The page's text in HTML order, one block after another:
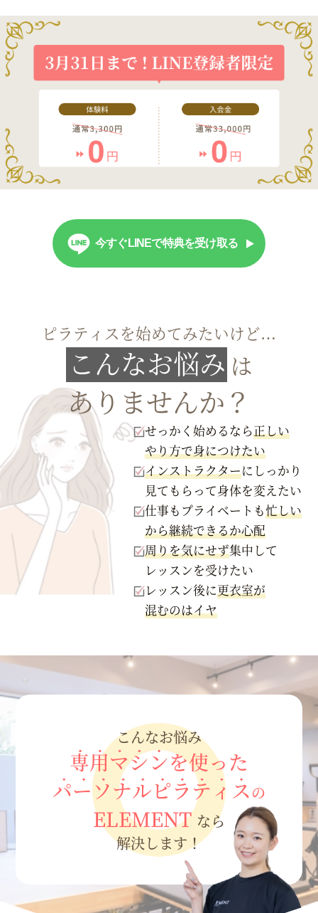
今すぐLINEで特典を受け取る
ピラティスを始めてみたいけど…
こんなお悩み は
ありませんか？
せっかく始めるなら正しい
やり方で身につけたい
インストラクターにしっかり
見てもらって身体を変えたい
仕事もプライベートも忙しい
から継続できるか心配
周りを気にせず集中して
レッスンを受けたい
レッスン後に更衣室が
混むのはイヤ
こんなお悩み
専用マシンを使った
パーソナルピラティスの
ELEMENTなら
解決します！